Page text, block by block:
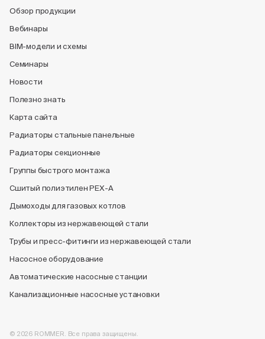
Обзор продукции
Вебинары
BIM-модели и схемы
Семинары
Новости
Полезно знать
Карта сайта
Радиаторы стальные панельные
Радиаторы секционные
Группы быстрого монтажа
Сшитый полиэтилен PEX-A
Дымоходы для газовых котлов
Коллекторы из нержавеющей стали
Трубы и пресс-фитинги из нержавеющей стали
Насосное оборудование
Автоматические насосные станции
Канализационные насосные установки
© 2026 ROMMER. Все права защищены.